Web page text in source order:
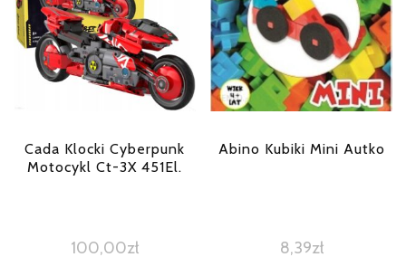
Cada Klocki Cyberpunk
Motocykl Ct-3X 451El.
100,00zł
Abino Kubiki Mini Autko
8,39zł